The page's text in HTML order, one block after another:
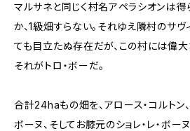
マルサネと同じく村名アペラシオンは得
か、1級畑すらない。それゆえ隣村のサヴ
ても目立たぬ存在だが、この村には偉大
それがトロ・ボーだ。
合計24haもの畑を、アロース・コルトン、
ボーヌ、そしてお膝元のショレ・レ・ボー